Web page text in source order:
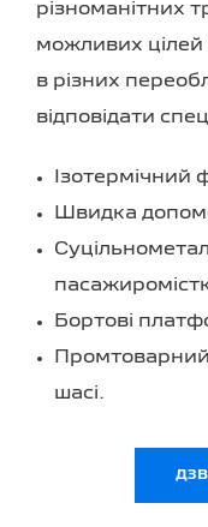
різноманітних
можливих цілей
в різних
відповідати
Ізотермічний
Швидка
Бортові
Промтоварний
шасі.